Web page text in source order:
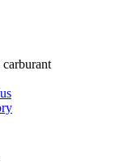
carburant